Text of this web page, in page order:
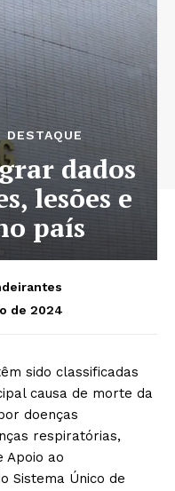
DESTAQUE
dados
lesões e
país
de 2024
sido classificadas
causa de morte da
doenças
respiratórias,
Apoio ao
Sistema Único de